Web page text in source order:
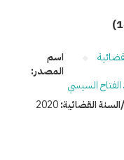
القضائية:2020
اسم
المصدر:
السيسي